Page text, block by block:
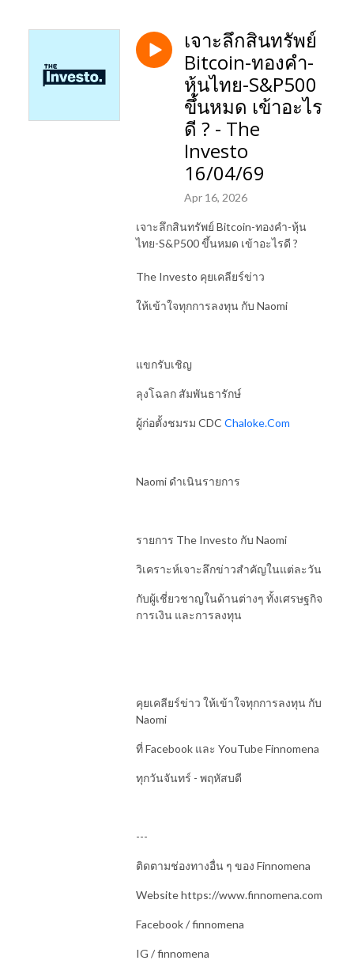
เจาะลึกสินทรัพย์
Bitcoin-ทองคำ-
หุ้นไทย-S&P500
ขึ้นหมด เข้าอะไร
ดี ? - The
Investo
16/04/69
Apr 16, 2026
เจาะลึกสินทรัพย์ Bitcoin-ทองคำ-หุ้น
ไทย-S&P500 ขึ้นหมด เข้าอะไรดี ?
The Investo คุยเคลียร์ข่าว
ให้เข้าใจทุกการลงทุน กับ Naomi
แขกรับเชิญ
ลุงโฉลก สัมพันธารักษ์
ผู้ก่อตั้งชมรม CDC Chaloke.Com
Naomi ดำเนินรายการ
รายการ The Investo กับ Naomi
วิเคราะห์เจาะลึกข่าวสำคัญในแต่ละวัน
กับผู้เชี่ยวชาญในด้านต่างๆ ทั้งเศรษฐกิจ
การเงิน และการลงทุน
คุยเคลียร์ข่าว ให้เข้าใจทุกการลงทุน กับ
Naomi
ที่ Facebook และ YouTube Finnomena
ทุกวันจันทร์ - พฤหัสบดี
---
ติดตามช่องทางอื่น ๆ ของ Finnomena
Website https://www.finnomena.com
Facebook / finnomena
IG / finnomena